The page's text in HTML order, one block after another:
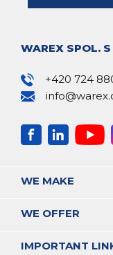
WAREX SPOL. S
+420 724
WE MAKE
WE OFFER
IMPORTANT